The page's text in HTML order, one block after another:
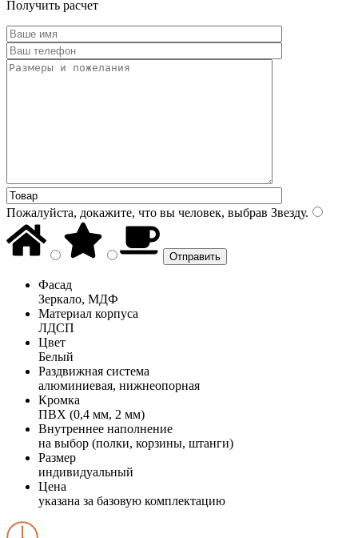
Получить расчет
Пожалуйста, докажите, что вы человек, выбрав Звезду.
Фасад
Зеркало, МДФ
Материал корпуса
ЛДСП
Цвет
Белый
Раздвижная система
алюминиевая, нижнеопорная
Кромка
ПВХ (0,4 мм, 2 мм)
Внутреннее наполнение
на выбор (полки, корзины, штанги)
Размер
индивидуальный
Цена
указана за базовую комплектацию